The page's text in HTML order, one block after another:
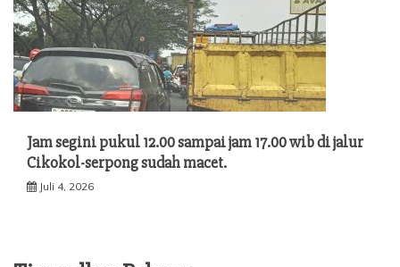
Jam segini pukul 12.00 sampai jam 17.00 wib di jalur
Cikokol-serpong sudah macet.
Juli 4, 2026